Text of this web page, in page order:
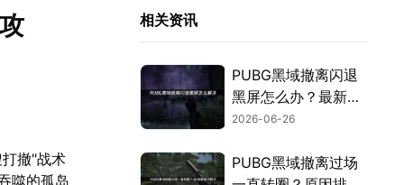
撤"战术
噬的孤岛
相关资讯
PUBG黑域撤离闪退
黑屏怎么办？最新有
效修复方法汇总！
2026-06-26
PUBG黑域撤离过场